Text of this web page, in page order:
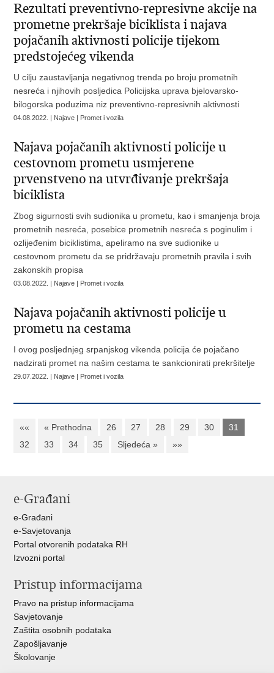
Rezultati preventivno-represivne akcije na
prometne prekršaje biciklista i najava
pojačanih aktivnosti policije tijekom
predstojećeg vikenda
U cilju zaustavljanja negativnog trenda po broju prometnih
nesreća i njihovih posljedica Policijska uprava bjelovarsko-
bilogorska poduzima niz preventivno-represivnih aktivnosti
04.08.2022. | Najave | Promet i vozila
Najava pojačanih aktivnosti policije u
cestovnom prometu usmjerene
prvenstveno na utvrđivanje prekršaja
biciklista
Zbog sigurnosti svih sudionika u prometu, kao i smanjenja broja
prometnih nesreća, posebice prometnih nesreća s poginulim i
ozlijeđenim biciklistima, apeliramo na sve sudionike u
cestovnom prometu da se pridržavaju prometnih pravila i svih
zakonskih propisa
03.08.2022. | Najave | Promet i vozila
Najava pojačanih aktivnosti policije u
prometu na cestama
I ovog posljednjeg srpanjskog vikenda policija će pojačano
nadzirati promet na našim cestama te sankcionirati prekršitelje
29.07.2022. | Najave | Promet i vozila
«« « Prethodna 26 27 28 29 30
31
32
33 34 35 Sljedeća » »»
e-Građani
e-Građani
e-Savjetovanja
Portal otvorenih podataka RH
Izvozni portal
Pristup informacijama
Pravo na pristup informacijama
Savjetovanje
Zaštita osobnih podataka
Zapošljavanje
Školovanje